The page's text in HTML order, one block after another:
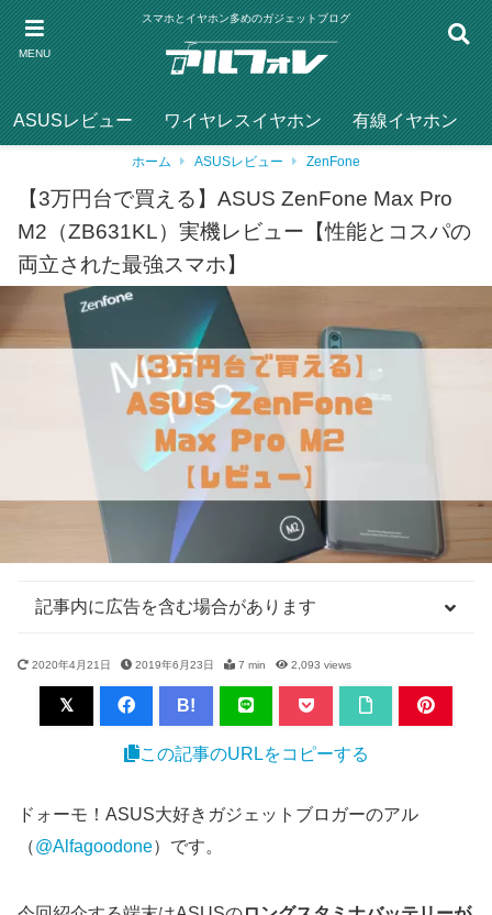
MENU
スマホとイヤホン多めのガジェットブログ
ASUSレビュー ワイヤレスイヤホン 有線イヤホン
ホーム ASUSレビュー ZenFone
【3万円台で買える】ASUS ZenFone Max Pro
M2（ZB631KL）実機レビュー【性能とコスパの
両立された最強スマホ】
2020年4月21日 2019年6月23日 7 min 2,093 views
記事内に広告を含む場合があります
B!
この記事のURLをコピーする
ドォーモ！ASUS大好きガジェットブロガーのアル
（@Alfagoodone）です。